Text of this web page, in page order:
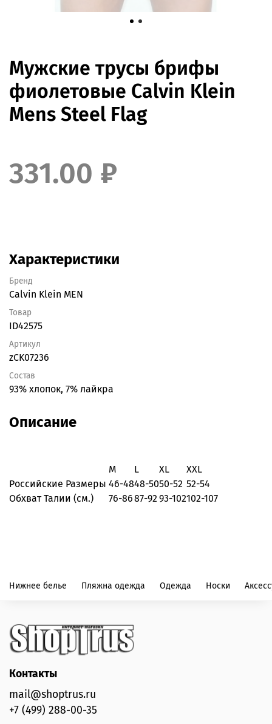
Мужские трусы брифы
фиолетовые Calvin Klein
Mens Steel Flag
331.00 ₽
Характеристики
Бренд
Calvin Klein MEN
Товар
ID42575
Артикул
zCK07236
Состав
93% хлопок, 7% лайкра
Описание
M L XL
XXL
Российские Размеры 46-4848-5050-52 52-54
Обхват Талии (см.)
76-8687-92 93-102102-107
Нижнее белье Пляжна одежда Одежда Носки
Контакты
mail@shoptrus.ru
+7 (499) 288-00-35